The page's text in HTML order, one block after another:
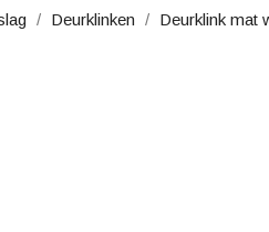
Deurklinken Deurklink mat